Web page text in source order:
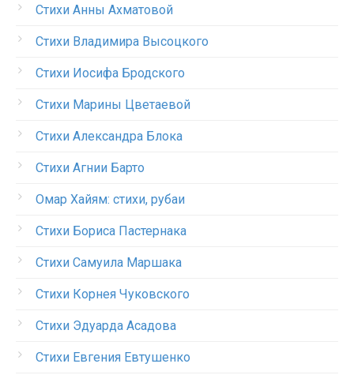
Стихи Анны Ахматовой
Стихи Владимира Высоцкого
Стихи Иосифа Бродского
Стихи Марины Цветаевой
Стихи Александра Блока
Стихи Агнии Барто
Омар Хайям: стихи, рубаи
Стихи Бориса Пастернака
Стихи Самуила Маршака
Стихи Корнея Чуковского
Стихи Эдуарда Асадова
Стихи Евгения Евтушенко